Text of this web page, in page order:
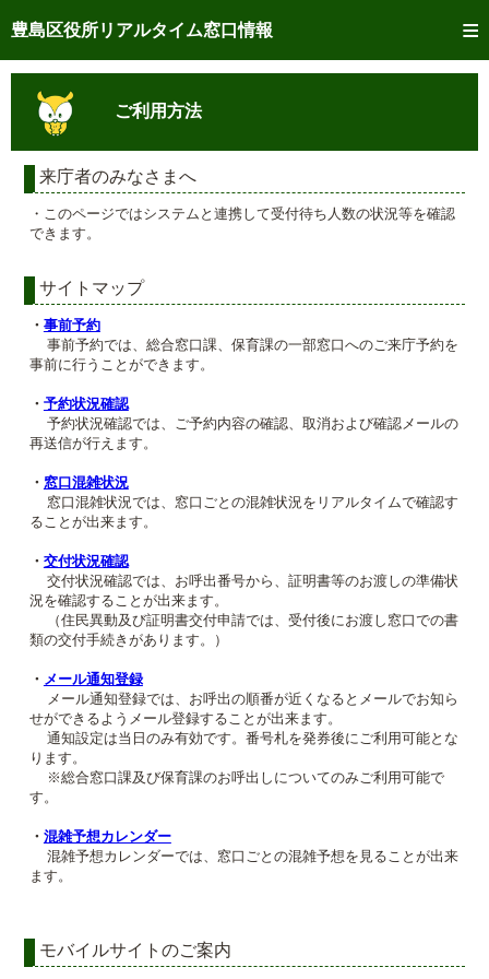
豊島区役所リアルタイム窓口情報
トップページへ
ご利用方法
事前予約
予約状況確認
リアルタイム 窓口混雑状況
メール通知登録
混雑予想カレンダー
ご利用方法
来庁者のみなさまへ
・このページではシステムと連携して受付待ち人数の状況等を確認
できます。
サイトマップ
・ 事前予約
事前予約では、総合窓口課、保育課の一部窓口へのご来庁予約を
事前に行うことができます。
・ 予約状況確認
予約状況確認では、ご予約内容の確認、取消および確認メールの
再送信が行えます。
・ 窓口混雑状況
窓口混雑状況では、窓口ごとの混雑状況をリアルタイムで確認す
ることが出来ます。
・ 交付状況確認
交付状況確認では、お呼出番号から、証明書等のお渡しの準備状
況を確認することが出来ます。
（住民異動及び証明書交付申請では、受付後にお渡し窓口での書
類の交付手続きがあります。）
・ メール通知登録
メール通知登録では、お呼出の順番が近くなるとメールでお知ら
せができるようメール登録することが出来ます。
通知設定は当日のみ有効です。番号札を発券後にご利用可能とな
ります。
※総合窓口課及び保育課のお呼出しについてのみご利用可能で
す。
・ 混雑予想カレンダー
混雑予想カレンダーでは、窓口ごとの混雑予想を見ることが出来
ます。
モバイルサイトのご案内